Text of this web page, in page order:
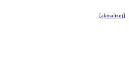
[aktualizuj]